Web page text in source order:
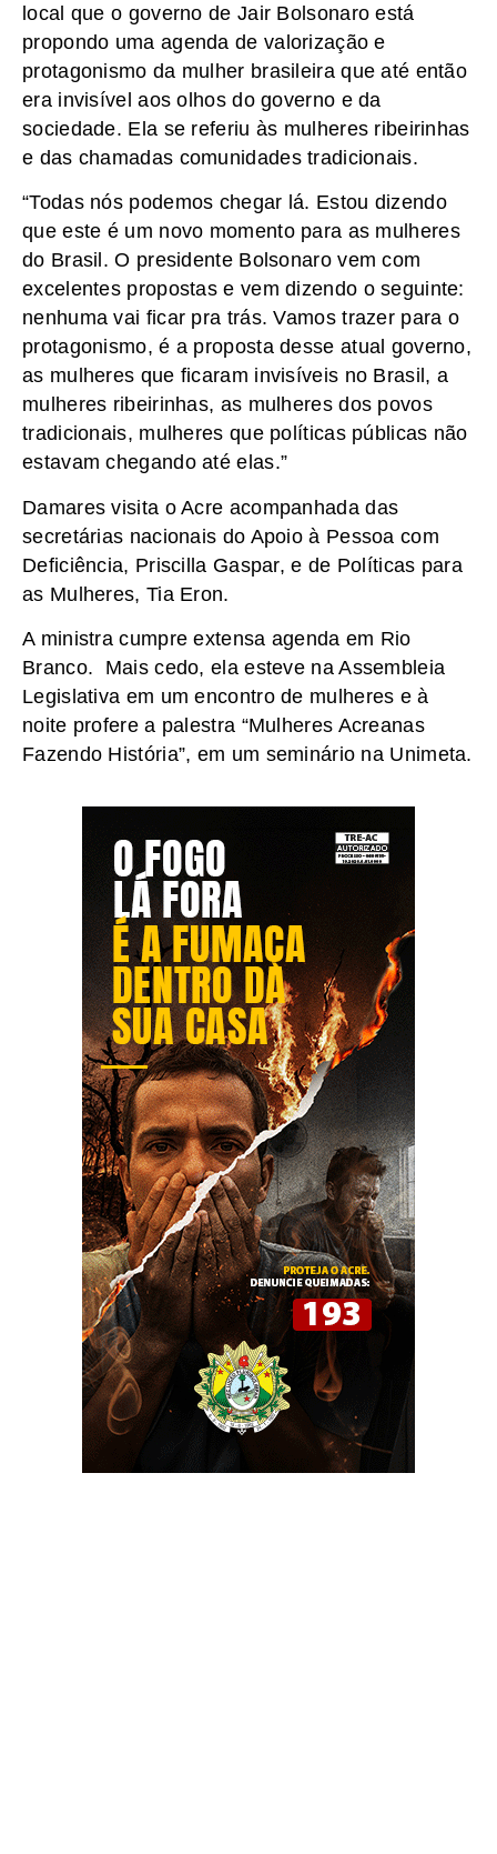
local que o governo de Jair Bolsonaro está
propondo uma agenda de valorização e
protagonismo da mulher brasileira que até então
era invisível aos olhos do governo e da
sociedade. Ela se referiu às mulheres ribeirinhas
e das chamadas comunidades tradicionais.
“Todas nós podemos chegar lá. Estou dizendo
que este é um novo momento para as mulheres
do Brasil. O presidente Bolsonaro vem com
excelentes propostas e vem dizendo o seguinte:
nenhuma vai ficar pra trás. Vamos trazer para o
protagonismo, é a proposta desse atual governo,
as mulheres que ficaram invisíveis no Brasil, a
mulheres ribeirinhas, as mulheres dos povos
tradicionais, mulheres que políticas públicas não
estavam chegando até elas.”
Damares visita o Acre acompanhada das
secretárias nacionais do Apoio à Pessoa com
Deficiência, Priscilla Gaspar, e de Políticas para
as Mulheres, Tia Eron.
A ministra cumpre extensa agenda em Rio
Branco. Mais cedo, ela esteve na Assembleia
Legislativa em um encontro de mulheres e à
noite profere a palestra “Mulheres Acreanas
Fazendo História”, em um seminário na Unimeta.